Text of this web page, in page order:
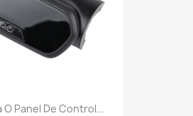
O Panel De Control...